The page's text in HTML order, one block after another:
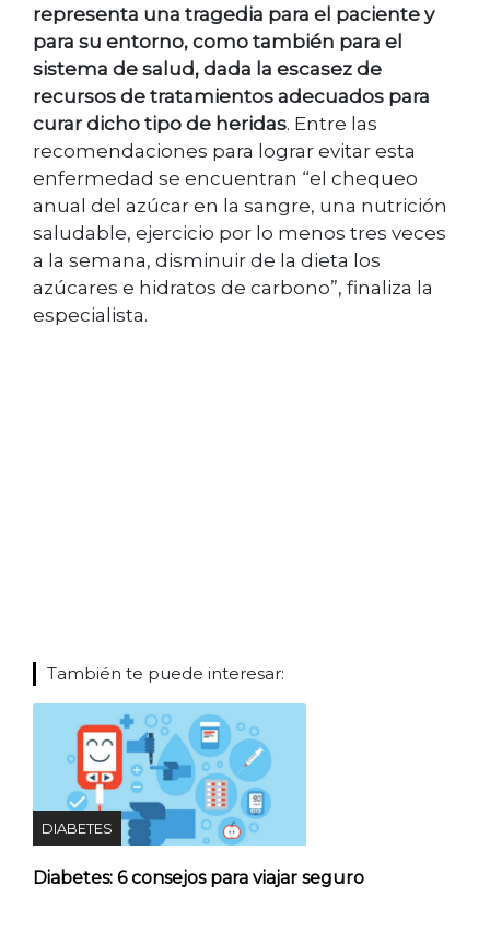
representa una tragedia para el paciente y
para su entorno, como también para el
sistema de salud, dada la escasez de
recursos de tratamientos adecuados para
curar dicho tipo de heridas. Entre las
recomendaciones para lograr evitar esta
enfermedad se encuentran “el chequeo
anual del azúcar en la sangre, una nutrición
saludable, ejercicio por lo menos tres veces
a la semana, disminuir de la dieta los
azúcares e hidratos de carbono”, finaliza la
especialista.
También te puede interesar:
DIABETES
Diabetes: 6 consejos para viajar seguro